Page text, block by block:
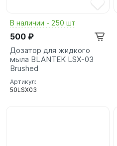
В наличии - 250 шт
500 ₽
Дозатор для жидкого
мыла BLANTEK LSX-03
Brushed
Артикул:
50LSX03